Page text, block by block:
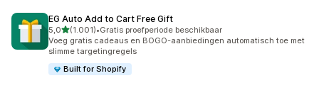
EG Auto Add to Cart Free Gift
5,0van 5 sterren
(1.001)
1001 recensies in totaal
•Gratis proefperiode beschikbaar
Voeg gratis cadeaus en BOGO-aanbiedingen automatisch toe met
slimme targetingregels
Built for Shopify